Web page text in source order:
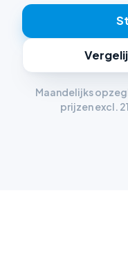
Maandelijks
prijzen excl.